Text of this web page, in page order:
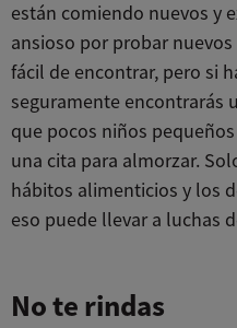
están comiendo nuevos y
ansioso por probar
fácil de encontrar, pero si
seguramente encontrarás
que pocos niños
una cita para almorzar.
hábitos alimenticios y los
eso puede llevar a luchas
No te rindas